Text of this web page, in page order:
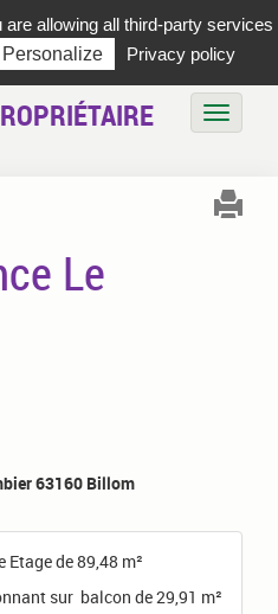
Le
63160 Billom
de 89,48 m²
sur balcon de 29,91 m²
are allowing all third-party services
Personalize Privacy policy